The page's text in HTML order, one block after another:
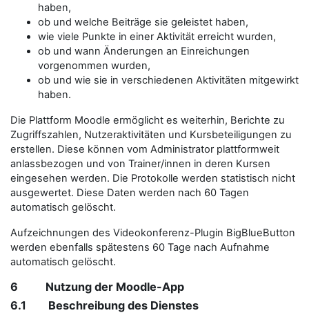
haben,
ob und welche Beiträge sie geleistet haben,
wie viele Punkte in einer Aktivität erreicht wurden,
ob und wann Änderungen an Einreichungen
vorgenommen wurden,
ob und wie sie in verschiedenen Aktivitäten mitgewirkt
haben.
Die Plattform Moodle ermöglicht es weiterhin, Berichte zu
Zugriffszahlen, Nutzeraktivitäten und Kursbeteiligungen zu
erstellen. Diese können vom Administrator plattformweit
anlassbezogen und von Trainer/innen in deren Kursen
eingesehen werden. Die Protokolle werden statistisch nicht
ausgewertet. Diese Daten werden nach 60 Tagen
automatisch gelöscht.
Aufzeichnungen des Videokonferenz-Plugin BigBlueButton
werden ebenfalls spätestens 60 Tage nach Aufnahme
automatisch gelöscht.
6 Nutzung der Moodle-App
6.1 Beschreibung des Dienstes